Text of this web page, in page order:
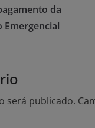
da
Emergencial
será publicado.